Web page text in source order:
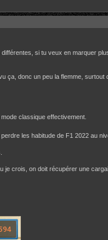
si tu veux en marquer
ça, donc un peu la flemme, surtout
classique effectivement.
les habitude de F1 2022 au
je crois, on doit récupérer une